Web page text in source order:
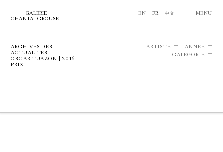
GALERIE
CHANTAL CROUSEL
EN FR 中文 MENU
ARCHIVES DES
ACTUALITÉS
OSCAR TUAZON | 2016 |
PRIX
ARTISTE
ANNÉE
CATÉGORIE